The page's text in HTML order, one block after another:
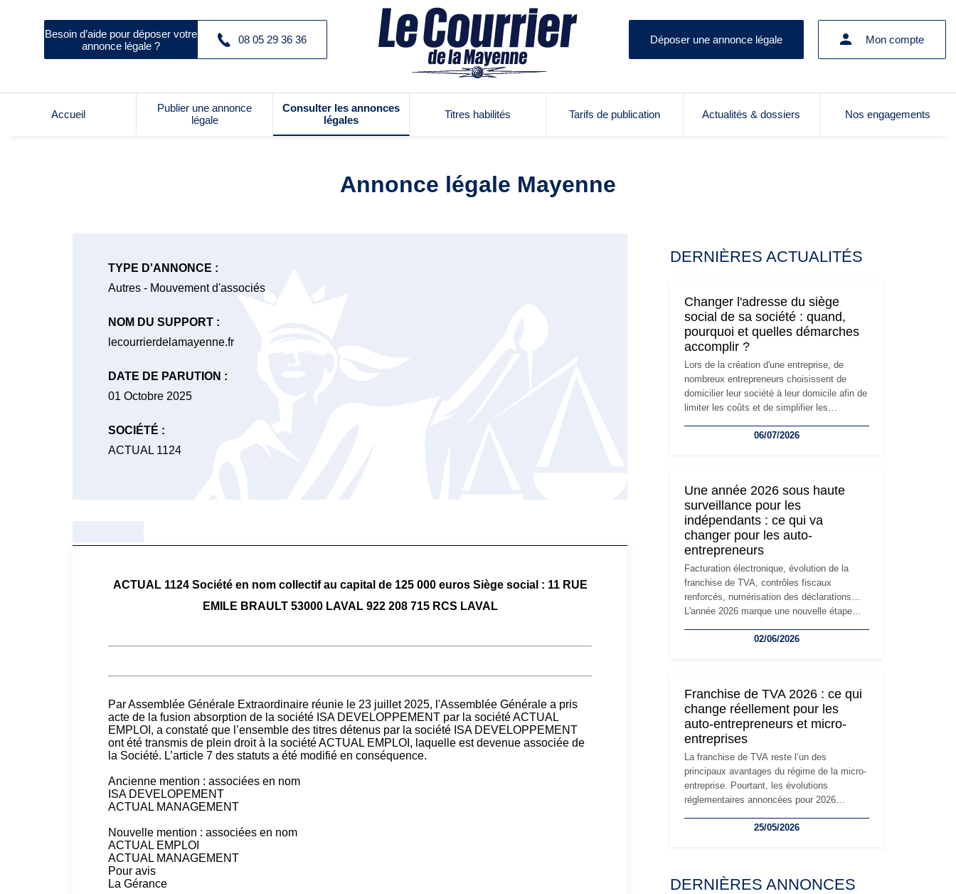
Besoin d’aide pour déposer votre
annonce légale ?
08 05 29 36 36 Déposer une annonce légale Mon compte
Accueil
Publier une annonce
légale
Consulter les annonces
légales
Titres habilités Tarifs de publication Actualités & dossiers Nos engagements
Annonce légale Mayenne
TYPE D'ANNONCE :
Autres - Mouvement d'associés
NOM DU SUPPORT :
lecourrierdelamayenne.fr
DATE DE PARUTION :
01 Octobre 2025
SOCIÉTÉ :
ACTUAL 1124
ACTUAL 1124 Société en nom collectif au capital de 125 000 euros Siège social : 11 RUE
EMILE BRAULT 53000 LAVAL 922 208 715 RCS LAVAL
Par Assemblée Générale Extraordinaire réunie le 23 juillet 2025, l'Assemblée Générale a pris
acte de la fusion absorption de la société ISA DEVELOPPEMENT par la société ACTUAL
EMPLOI, a constaté que l’ensemble des titres détenus par la société ISA DEVELOPPEMENT
ont été transmis de plein droit à la société ACTUAL EMPLOI, laquelle est devenue associée de
la Société. L’article 7 des statuts a été modifié en conséquence.
Ancienne mention : associées en nom
ISA DEVELOPEMENT
ACTUAL MANAGEMENT
Nouvelle mention : associées en nom
ACTUAL EMPLOI
ACTUAL MANAGEMENT
Pour avis
La Gérance
DERNIÈRES ACTUALITÉS
Changer l'adresse du siège
social de sa société : quand,
pourquoi et quelles démarches
accomplir ?
Lors de la création d'une entreprise, de
nombreux entrepreneurs choisissent de
domicilier leur société à leur domicile afin de
limiter les coûts et de simplifier les
l'activité, cette solution peut rapidement
siège social répond souvent à une nouvelle
étape de la vie de l'entreprise et implique
plusieurs formalités obligatoires.
06/07/2026
Une année 2026 sous haute
surveillance pour les
indépendants : ce qui va
changer pour les auto-
entrepreneurs
Facturation électronique, évolution de la
franchise de TVA, contrôles fiscaux
renforcés, numérisation des déclarations…
L'année 2026 marque une nouvelle étape
travailleurs indépendants. Si le régime de la
réglementaire plus exigeant. Décryptage des
principaux changements et des précautions
à prendre pour éviter les mauvaises
surprises.
02/06/2026
Franchise de TVA 2026 : ce qui
change réellement pour les
auto-entrepreneurs et micro-
entreprises
La franchise de TVA reste l’un des
principaux avantages du régime de la micro-
entreprise. Pourtant, les évolutions
réglementaires annoncées pour 2026
les auto-entrepreneurs, artisans et
évoluent dans un contexte de contrôle
25/05/2026
DERNIÈRES ANNONCES